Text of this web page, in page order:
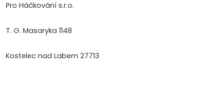
Pro Háčkování s.r.o.
T. G. Masaryka 1148
Kostelec nad Labem 27713